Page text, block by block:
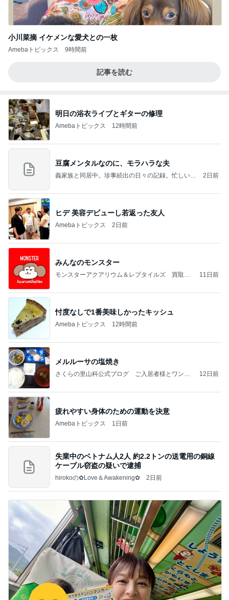
小川菜摘 イケメンな愛犬との一枚
Amebaトピックス 9時間前
記事を読む
明日の浴衣ライブとギターの修理
Amebaトピックス 12時間前
豆腐メンタルなのに、モラハラな夫
義家族と同居中。珍事続出の日々の記録。忙しい時
2日前
ヒデ 美容デビューし若返った友人
Amebaトピックス 2日前
みんなのモンスター
モンスターアクアリウム＆レプタイルズ 買取販
11日前
忖度なしで1番美味しかったキッシュ
Amebaトピックス 12時間前
メルルーサの塩焼き
さくらの里山科公式ブログ ご入居者様とワンち
12日前
疲れやすい身体のための運動を決意
Amebaトピックス 1日前
失業中のベトナム人2人 約2.2トンの送電用の銅線
ケーブル窃盗の疑いで逮捕
hirokoの✿Love＆Awakening✿ 2日前